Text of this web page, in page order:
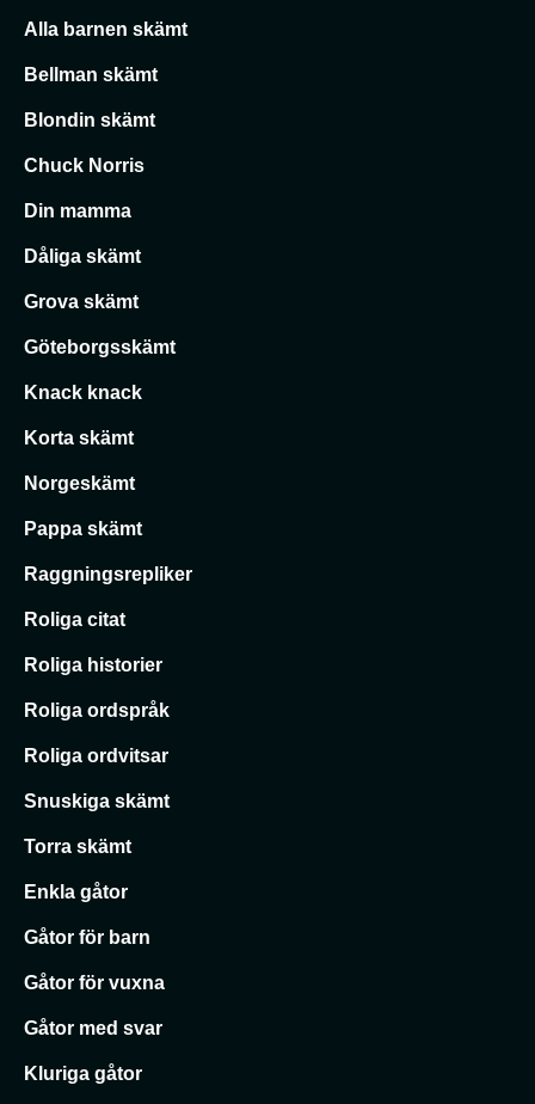
Alla barnen skämt
Bellman skämt
Blondin skämt
Chuck Norris
Din mamma
Dåliga skämt
Grova skämt
Göteborgsskämt
Knack knack
Korta skämt
Norgeskämt
Pappa skämt
Raggningsrepliker
Roliga citat
Roliga historier
Roliga ordspråk
Roliga ordvitsar
Snuskiga skämt
Torra skämt
Enkla gåtor
Gåtor för barn
Gåtor för vuxna
Gåtor med svar
Kluriga gåtor